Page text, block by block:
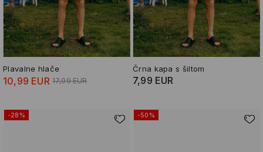
Plavalne hlače
10,99 EUR 17,99 EUR
Črna kapa s šiltom
7,99 EUR
-28% -50%